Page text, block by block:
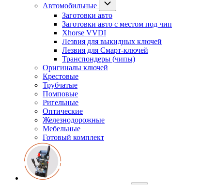
Автомобильные
Заготовки авто
Заготовки авто с местом под чип
Xhorse VVDI
Лезвия для выкидных ключей
Лезвия для Смарт-ключей
Транспондеры (чипы)
Оригиналы ключей
Крестовые
Трубчатые
Помповые
Ригельные
Оптические
Железнодорожные
Мебельные
Готовый комплект